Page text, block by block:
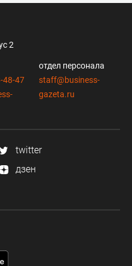
2
48-47
отдел персонала
staff@business-
gazeta.ru
twitter
дзен